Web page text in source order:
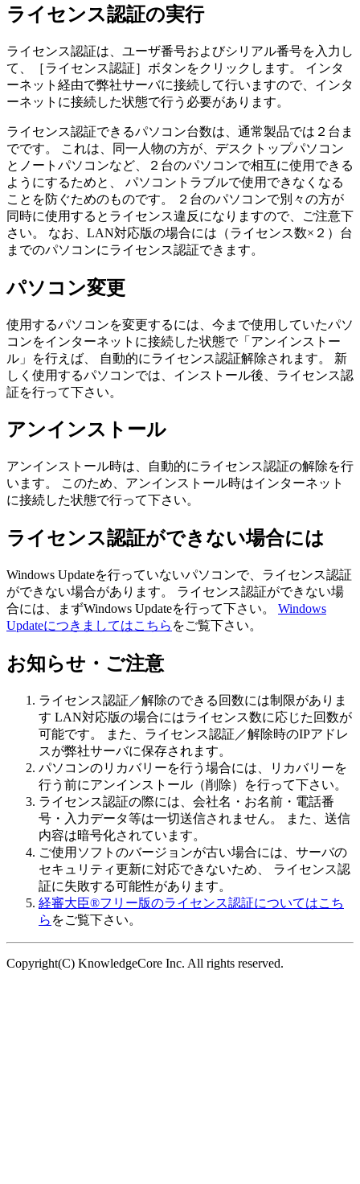
ライセンス認証の実行
ライセンス認証は、ユーザ番号およびシリアル番号を入力し
て、［ライセンス認証］ボタンをクリックします。 インタ
ーネット経由で弊社サーバに接続して行いますので、インタ
ーネットに接続した状態で行う必要があります。
ライセンス認証できるパソコン台数は、 通常製品では２台ま
でです。 これは、同一人物の方が、デスクトップパソコン
とノートパソコンなど、２台のパソコンで相互に使用できる
ようにするためと、 パソコントラブルで使用できなくなる
ことを防ぐためのものです。
２台のパソコンで別々の方が
同時に使用するとライセンス違反になりますので、ご注意下
さい。 なお、 LAN対応版の場合には（ライセンス数×２）台
までのパソコンにライセンス認証できます。
パソコン変更
使用するパソコンを変更するには、今まで使用していたパソ
コンをインターネットに接続した状態で「アンインストー
ル」を行えば、
自動的にライセンス認証解除されます。 新
しく使用するパソコンでは、インストール後、ライセンス認
証を行って下さい。
アンインストール
アンインストール時は、自動的にライセンス認証の解除を行
います。 このため、 アンインストール時はインターネット
に接続した状態で行って下さい。
ライセンス認証ができない場合には
Windows Updateを行っていないパソコンで、ライセンス認証
ができない場合があります。 ライセンス認証ができない場
合には、まずWindows Updateを行って下さい。 Windows
Updateにつきましてはこちら をご覧下さい。
お知らせ・ご注意
ライセンス認証／解除のできる回数には制限がありま
す LAN対応版の場合にはライセンス数に応じた回数が
可能です。 また、ライセンス認証／解除時のIPアドレ
スが弊社サーバに保存されます。
パソコンのリカバリーを行う場合には、
リカバリーを
行う前にアンインストール（削除）
を行って下さい。
ライセンス認証の際には、 会社名・お名前・電話番
号・入力データ等は一切送信されません。 また、送信
内容は暗号化されています。
ご使用ソフトのバージョンが古い場合には、サーバの
セキュリティ更新に対応できないため、 ライセンス認
証に失敗する可能性があります。
経審大臣®フリー版のライセンス認証についてはこち
ら をご覧下さい。
Copyright(C) KnowledgeCore Inc. All rights reserved.